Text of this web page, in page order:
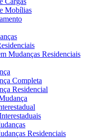
Mobílias
Mudanças Residenciais
Completa
Residencial
Residenciais